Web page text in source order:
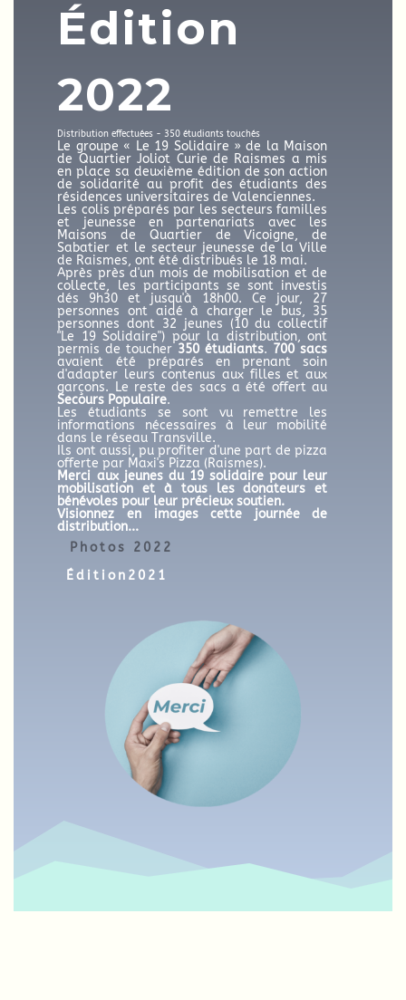
Édition
2022
Distribution effectuées - 350 étudiants touchés
Le groupe « Le 19 Solidaire » de la Maison
de Quartier Joliot Curie de Raismes a mis
en place sa deuxième édition de son action
de solidarité au profit des étudiants des
résidences universitaires de Valenciennes.
Les colis préparés par les secteurs familles
et jeunesse en partenariats avec les
Maisons de Quartier de Vicoigne, de
Sabatier et le secteur jeunesse de la Ville
de Raismes, ont été distribués le 18 mai.
Après près d'un mois de mobilisation et de
collecte, les participants se sont investis
dés 9h30 et jusqu'à 18h00. Ce jour, 27
personnes ont aidé à charger le bus, 35
personnes dont 32 jeunes (10 du collectif
"Le 19 Solidaire") pour la distribution, ont
permis de toucher 350 étudiants. 700 sacs
avaient été préparés en prenant soin
d'adapter leurs contenus aux filles et aux
garçons. Le reste des sacs a été offert au
Secours Populaire.
Les étudiants se sont vu remettre les
informations nécessaires à leur mobilité
dans le réseau Transville.
Ils ont aussi, pu profiter d'une part de pizza
offerte par Maxi's Pizza (Raismes).
Merci aux jeunes du 19 solidaire pour leur
mobilisation et à tous les donateurs et
bénévoles pour leur précieux soutien.
Visionnez en images cette journée de
distribution...
Photos 2022
Édition2021